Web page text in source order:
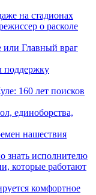
на стадионах
о расколе
Главный враг
поддержку
160 лет поисков
единоборства,
нашествия
знать исполнителю
которые работают
комфортное